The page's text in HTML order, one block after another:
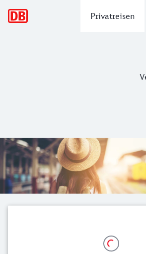
Privatreisen
Mit dem Zug nach